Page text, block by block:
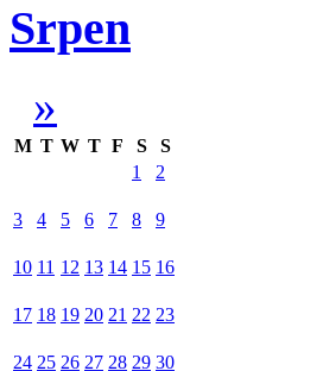
Srpen
»
M T W T F S
S
1
2
3 4 5 6 7 8 9
10 11 12 13 14 15 16
17 18 19 20 21 22 23
24 25 26 27 28 29 30